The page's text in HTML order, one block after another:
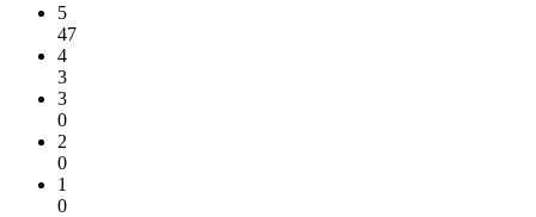
5
47
4
3
3
0
2
0
1
0